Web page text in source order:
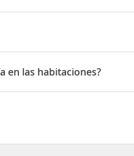
Palopó Panajachel, Sololá
en las habitaciones?